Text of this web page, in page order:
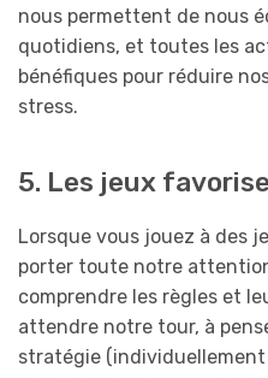
nous permettent de nous
quotidiens, et toutes les
bénéfiques pour réduire
stress.
5. Les jeux
Lorsque vous jouez à des
porter toute notre
comprendre les règles et
attendre notre tour, à
stratégie (individuellement